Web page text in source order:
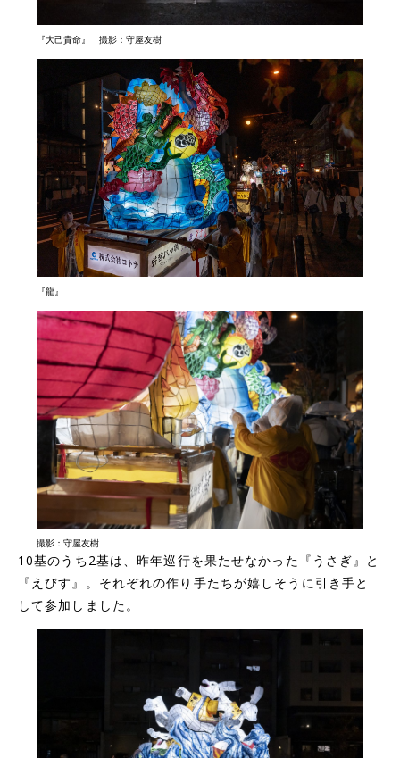
『大己貴命』 撮影：守屋友樹
『龍』
撮影：守屋友樹
10基のうち2基は、昨年巡行を果たせなかった『うさぎ』と
『えびす』。それぞれの作り手たちが嬉しそうに引き手と
して参加しました。